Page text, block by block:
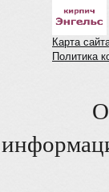
Карта
Политика